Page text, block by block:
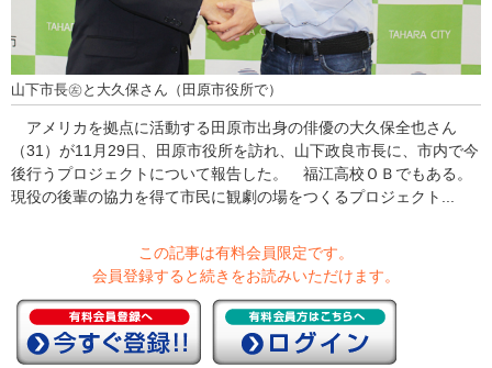
山下市長㊧と大久保さん（田原市役所で）
アメリカを拠点に活動する田原市出身の俳優の大久保全也さん
（31）が11月29日、田原市役所を訪れ、山下政良市長に、市内で今
後行うプロジェクトについて報告した。 福江高校ＯＢでもある。
現役の後輩の協力を得て市民に観劇の場をつくるプロジェクト...
この記事は有料会員限定です。
会員登録すると続きをお読みいただけます。